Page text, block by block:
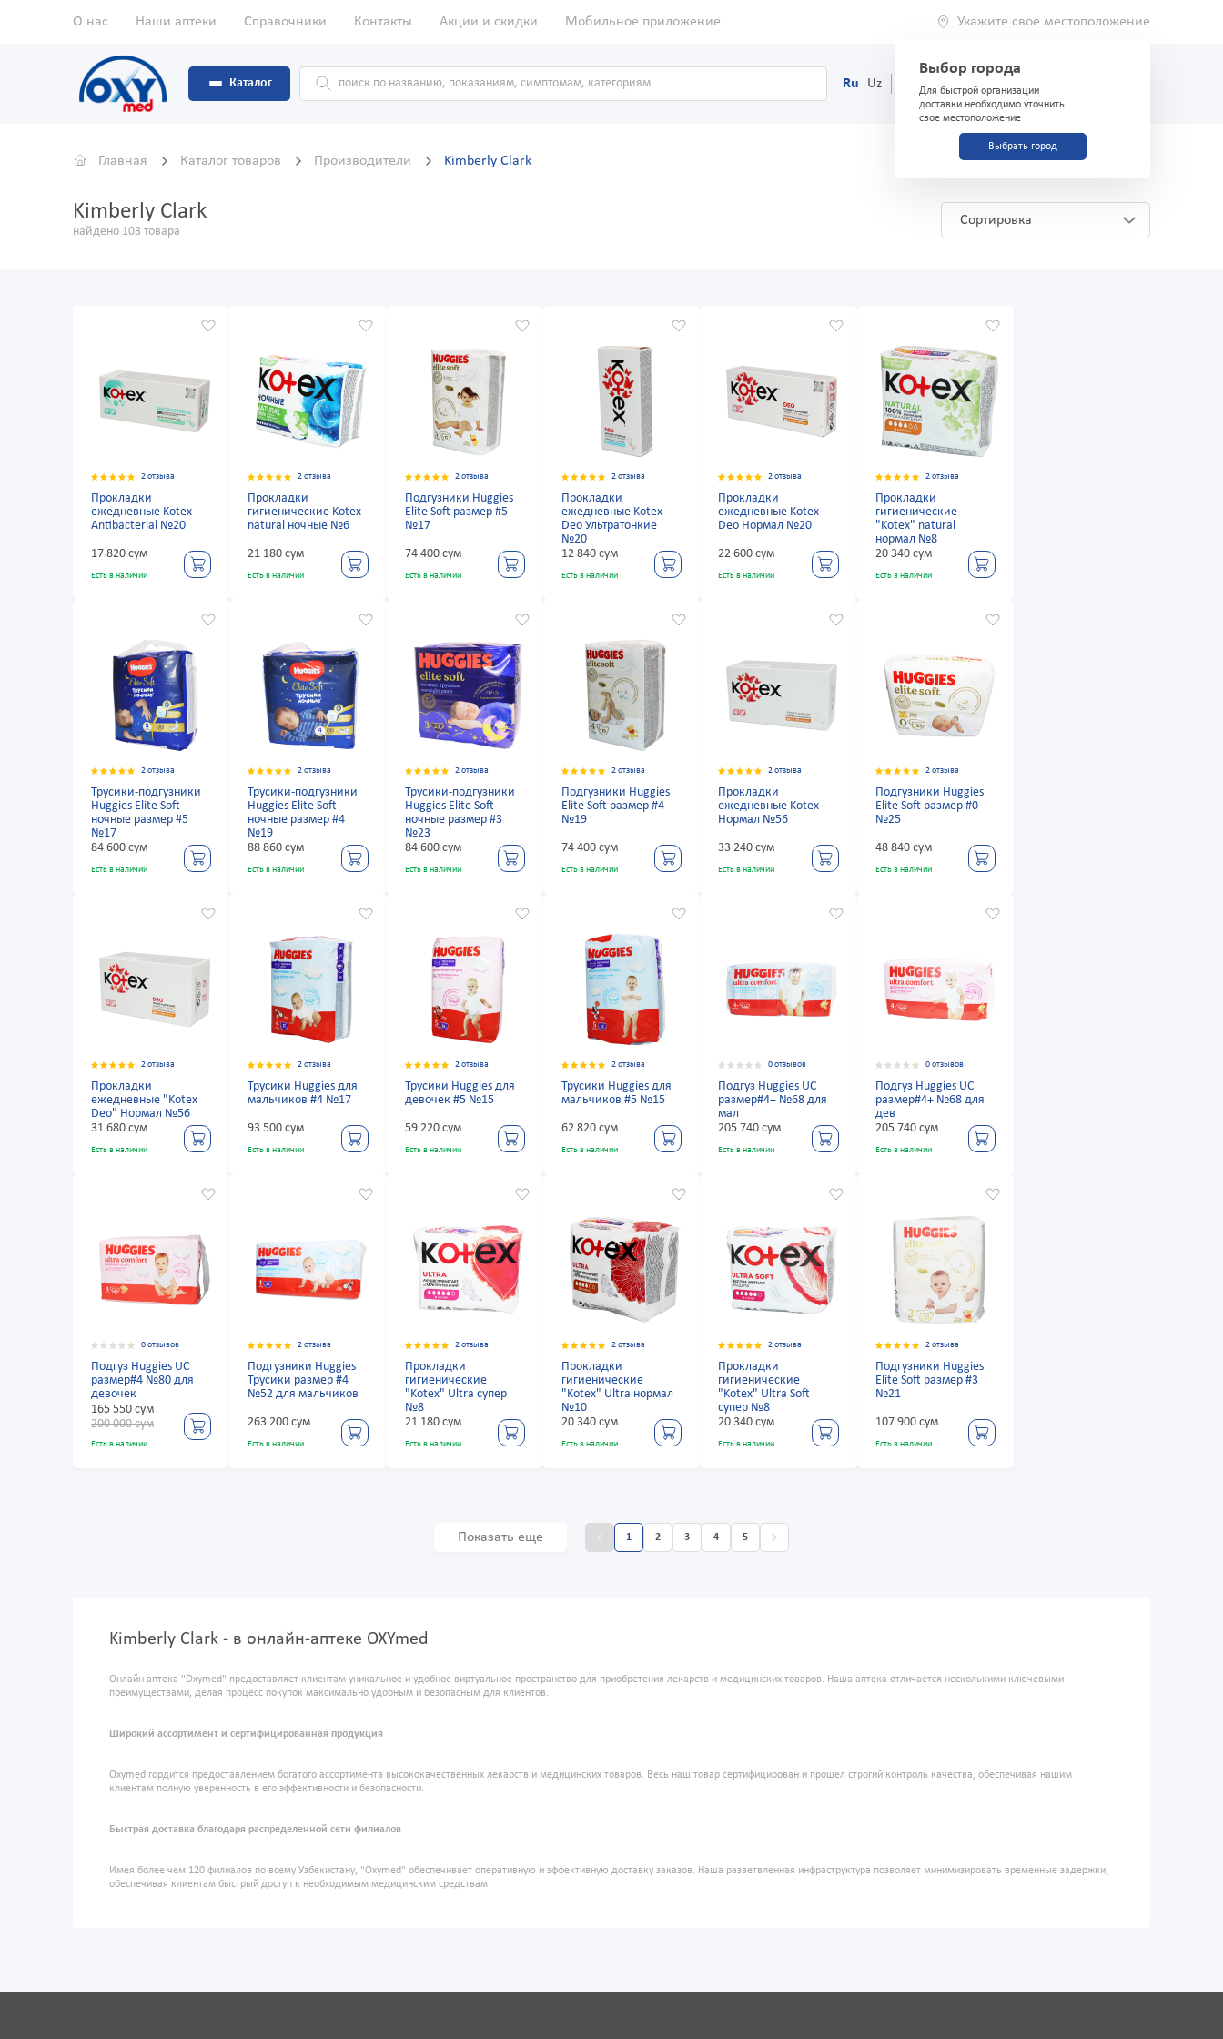
О нас Наши аптеки Справочники Контакты Акции и скидки Мобильное приложение Укажите свое местоположение
Выбор города
Для быстрой организации
доставки необходимо уточнить
свое местоположение
Выбрать город
Каталог Ru Uz (71) 200-03-03
Главная Каталог товаров Производители Kimberly Clark
Kimberly Clark
найдено 103 товара
Сортировка
2 отзыва
Прокладки
ежедневные Kotex
Antibacterial №20
17 820 сум
Есть в наличии
2 отзыва
Прокладки
гигиенические Kotex
natural ночные №6
21 180 сум
Есть в наличии
2 отзыва
Подгузники Huggies
Elite Soft размер #5
№17
74 400 сум
Есть в наличии
2 отзыва
Прокладки
ежедневные Kotex
Deo Ультратонкие
№20
12 840 сум
Есть в наличии
2 отзыва
Прокладки
ежедневные Kotex
Deo Нормал №20
22 600 сум
Есть в наличии
2 отзыва
Прокладки
гигиенические
"Kotex" natural
нормал №8
20 340 сум
Есть в наличии
2 отзыва
Трусики-подгузники
Huggies Elite Soft
ночные размер #5
№17
84 600 сум
Есть в наличии
2 отзыва
Трусики-подгузники
Huggies Elite Soft
ночные размер #4
№19
88 860 сум
Есть в наличии
2 отзыва
Трусики-подгузники
Huggies Elite Soft
ночные размер #3
№23
84 600 сум
Есть в наличии
2 отзыва
Подгузники Huggies
Elite Soft размер #4
№19
74 400 сум
Есть в наличии
2 отзыва
Прокладки
ежедневные Kotex
Нормал №56
33 240 сум
Есть в наличии
2 отзыва
Подгузники Huggies
Elite Soft размер #0
№25
48 840 сум
Есть в наличии
2 отзыва
Прокладки
ежедневные "Kotex
Deo" Нормал №56
31 680 сум
Есть в наличии
2 отзыва
Трусики Huggies для
мальчиков #4 №17
93 500 сум
Есть в наличии
2 отзыва
Трусики Huggies для
девочек #5 №15
59 220 сум
Есть в наличии
2 отзыва
Трусики Huggies для
мальчиков #5 №15
62 820 сум
Есть в наличии
0 отзывов
Подгуз Huggies UC
размер#4+ №68 для
мал
205 740 сум
Есть в наличии
0 отзывов
Подгуз Huggies UC
размер#4+ №68 для
дев
205 740 сум
Есть в наличии
0 отзывов
Подгуз Huggies UC
размер#4 №80 для
девочек
165 550 сум
200 000 сум
Есть в наличии
2 отзыва
Подгузники Huggies
Трусики размер #4
№52 для мальчиков
263 200 сум
Есть в наличии
2 отзыва
Прокладки
гигиенические
"Kotex" Ultra супер
№8
21 180 сум
Есть в наличии
2 отзыва
Прокладки
гигиенические
"Kotex" Ultra нормал
№10
20 340 сум
Есть в наличии
2 отзыва
Прокладки
гигиенические
"Kotex" Ultra Soft
супер №8
20 340 сум
Есть в наличии
2 отзыва
Подгузники Huggies
Elite Soft размер #3
№21
107 900 сум
Есть в наличии
Показать еще 1 2 3 4 5
Kimberly Clark - в онлайн-аптеке OXYmed
Онлайн аптека "Oxymed" предоставляет клиентам уникальное и удобное виртуальное пространство для приобретения лекарств и медицинских товаров. Наша аптека отличается несколькими ключевыми
преимуществами, делая процесс покупок максимально удобным и безопасным для клиентов.
Широкий ассортимент и сертифицированная продукция
Oxymed гордится предоставлением богатого ассортимента высококачественных лекарств и медицинских товаров. Весь наш товар сертифицирован и прошел строгий контроль качества, обеспечивая нашим
клиентам полную уверенность в его эффективности и безопасности.
Быстрая доставка благодаря распределенной сети филиалов
Имея более чем 120 филиалов по всему Узбекистану, "Oxymed" обеспечивает оперативную и эффективную доставку заказов. Наша разветвленная инфраструктура позволяет минимизировать временные задержки,
обеспечивая клиентам быстрый доступ к необходимым медицинским средствам